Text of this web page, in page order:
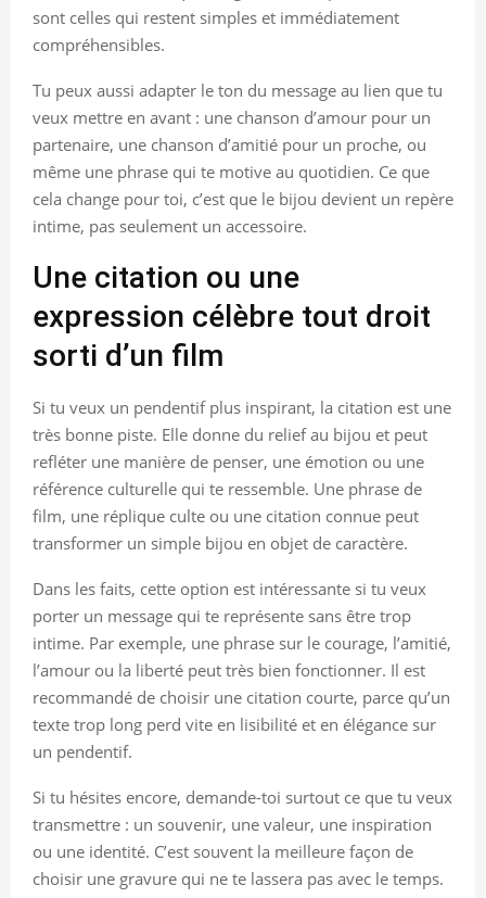
sont celles qui restent simples et immédiatement
compréhensibles.
Tu peux aussi adapter le ton du message au lien que tu
veux mettre en avant : une chanson d’amour pour un
partenaire, une chanson d’amitié pour un proche, ou
même une phrase qui te motive au quotidien. Ce que
cela change pour toi, c’est que le bijou devient un repère
intime, pas seulement un accessoire.
Une citation ou une
expression célèbre tout droit
sorti d’un film
Si tu veux un pendentif plus inspirant, la citation est une
très bonne piste. Elle donne du relief au bijou et peut
refléter une manière de penser, une émotion ou une
référence culturelle qui te ressemble. Une phrase de
film, une réplique culte ou une citation connue peut
transformer un simple bijou en objet de caractère.
Dans les faits, cette option est intéressante si tu veux
porter un message qui te représente sans être trop
intime. Par exemple, une phrase sur le courage, l’amitié,
l’amour ou la liberté peut très bien fonctionner. Il est
recommandé de choisir une citation courte, parce qu’un
texte trop long perd vite en lisibilité et en élégance sur
un pendentif.
Si tu hésites encore, demande-toi surtout ce que tu veux
transmettre : un souvenir, une valeur, une inspiration
ou une identité. C’est souvent la meilleure façon de
choisir une gravure qui ne te lassera pas avec le temps.